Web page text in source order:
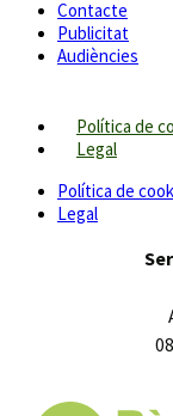
Contacte
Publicitat
Audiències
Política de
Legal
Política de
Legal